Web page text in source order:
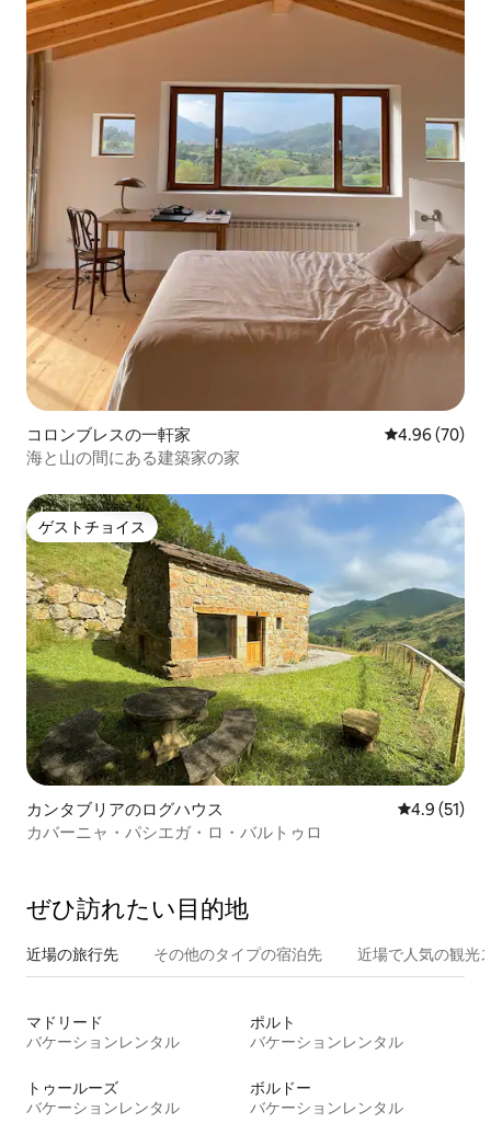
コロンブレスの一軒家 レビュー70
4.96 (70)
海と山の間にある建築家の家
ゲストチョイス
ゲストチョイス
カンタブリアのログハウス レビュー51
4.9 (51)
カバーニャ・パシエガ・ロ・バルトゥロ
ぜひ訪⁠れ⁠た⁠い目⁠的⁠地
近場の旅行先 その他のタ⁠イ⁠プ⁠の宿⁠泊⁠先 近場で人気の観光
マドリード
バケーションレンタル
ポルト
バケーションレンタル
トゥールーズ
バケーションレンタル
ボルドー
バケーションレンタル